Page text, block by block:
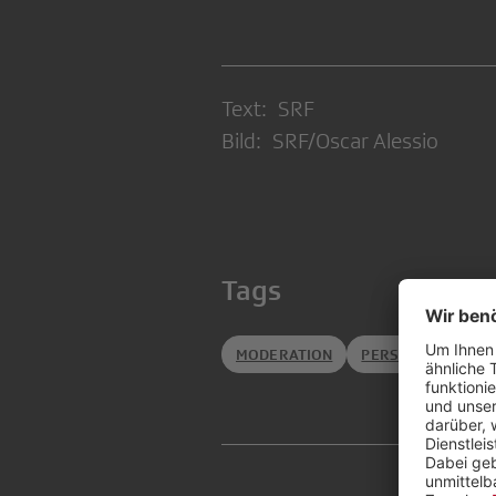
Text: SRF
Bild: SRF/Oscar Alessio
Tags
MODERATION PERSONELLES